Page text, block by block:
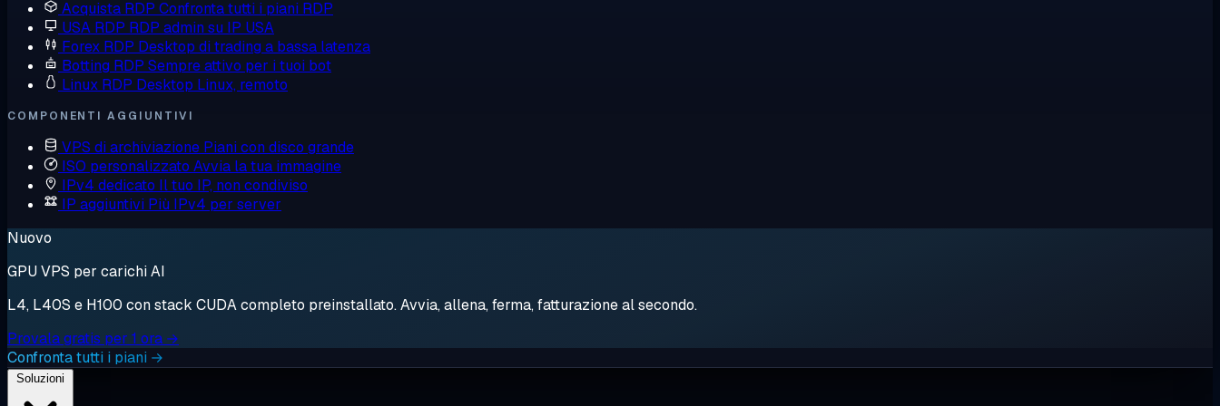
Acquista RDP Confronta tutti i piani RDP
USA RDP RDP admin su IP USA
Forex RDP Desktop di trading a bassa latenza
Botting RDP Sempre attivo per i tuoi bot
Linux RDP Desktop Linux, remoto
COMPONENTI AGGIUNTIVI
VPS di archiviazione Piani con disco grande
ISO personalizzato Avvia la tua immagine
IPv4 dedicato Il tuo IP, non condiviso
IP aggiuntivi Più IPv4 per server
Nuovo
GPU VPS per carichi AI
L4, L40S e H100 con stack CUDA completo preinstallato. Avvia, allena, ferma, fatturazione al secondo.
Provala gratis per 1 ora →
Confronta tutti i piani →